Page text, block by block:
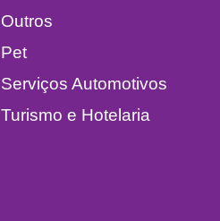
Outros
Pet
Serviços Automotivos
Turismo e Hotelaria